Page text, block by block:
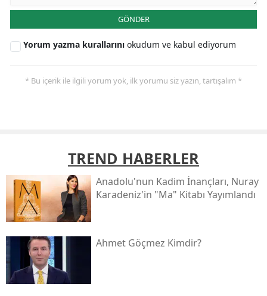
GÖNDER
Yorum yazma kurallarını okudum ve kabul ediyorum
* Bu içerik ile ilgili yorum yok, ilk yorumu siz yazın, tartışalım *
TREND HABERLER
Anadolu'nun Kadim İnançları, Nuray
Karadeniz'in "ma" Kitabı Yayımlandı
Ahmet Göçmez Kimdir?